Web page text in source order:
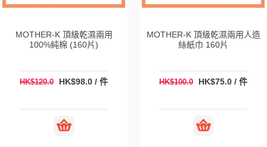
MOTHER-K 頂級乾濕兩用
100%純棉 (160片)
HK$120.0 HK$98.0 / 件
MOTHER-K 頂級乾濕兩用人造
絲紙巾 160片
HK$100.0 HK$75.0 / 件